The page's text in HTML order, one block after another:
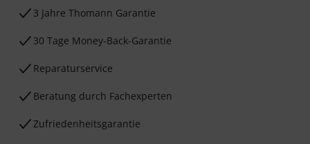
3 Jahre Thomann Garantie
30 Tage Money-Back-Garantie
Reparaturservice
Beratung durch Fachexperten
Zufriedenheitsgarantie